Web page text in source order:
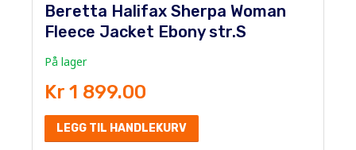
Beretta Halifax Sherpa Woman
Fleece Jacket Ebony str.S
På lager
Kr 1 899.00
LEGG TIL HANDLEKURV